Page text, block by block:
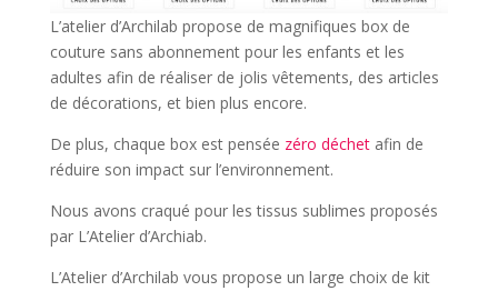
L’atelier d’Archilab propose de magnifiques box de
couture sans abonnement pour les enfants et les
adultes afin de réaliser de jolis vêtements, des articles
de décorations, et bien plus encore.
De plus, chaque box est pensée zéro déchetafin de
réduire son impact sur l’environnement.
Nous avons craqué pour les tissus sublimes proposés
par L’Atelier d’Archiab.
L’Atelier d’Archilab vous propose un large choix de kit